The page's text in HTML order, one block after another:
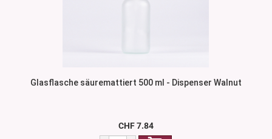
Glasflasche säuremattiert 500 ml - Dispenser Walnut
CHF 7.84